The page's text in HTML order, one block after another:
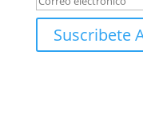
Suscribete